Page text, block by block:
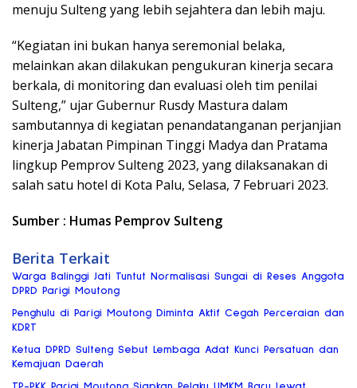
menuju Sulteng yang lebih sejahtera dan lebih maju.
“Kegiatan ini bukan hanya seremonial belaka,
melainkan akan dilakukan pengukuran kinerja secara
berkala, di monitoring dan evaluasi oleh tim penilai
Sulteng,” ujar Gubernur Rusdy Mastura dalam
sambutannya di kegiatan penandatanganan perjanjian
kinerja Jabatan Pimpinan Tinggi Madya dan Pratama
lingkup Pemprov Sulteng 2023, yang dilaksanakan di
salah satu hotel di Kota Palu, Selasa, 7 Februari 2023.
Sumber : Humas Pemprov Sulteng
Berita Terkait
Warga Balinggi Jati Tuntut Normalisasi Sungai di Reses Anggota
DPRD Parigi Moutong
Penghulu di Parigi Moutong Diminta Aktif Cegah Perceraian dan
KDRT
Ketua DPRD Sulteng Sebut Lembaga Adat Kunci Persatuan dan
Kemajuan Daerah